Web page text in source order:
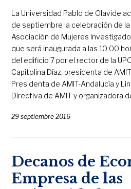
La Universidad Pablo de Olavide
de septiembre la celebración de la
Asociación de Mujeres
que será inaugurada a las 10:00
del edificio 7 por el rector de la
Capitolina Díaz, presidenta de
Presidenta de AMIT-Andalucía y
Directiva de AMIT y organizadora
29 septiembre 2016
Decanos de
Empresa de las